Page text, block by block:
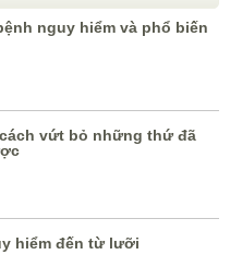
nguy hiểm và phổ biến
vứt bỏ những thứ đã
hiểm đến từ lưỡi